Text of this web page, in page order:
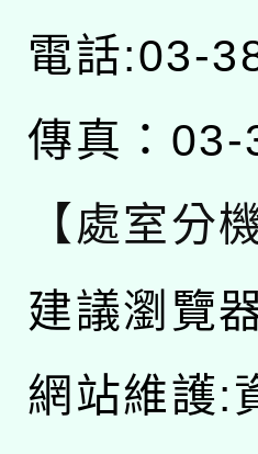
電話:03-
傳真：
【處室分
建議瀏覽
網站維護: